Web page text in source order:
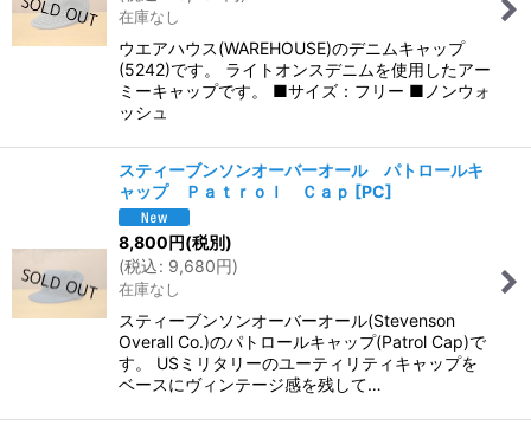
在庫なし
ウエアハウス(WAREHOUSE)のデニムキャップ
(5242)です。 ライトオンスデニムを使用したアー
ミーキャップです。 ■サイズ：フリー ■ノンウォ
ッシュ
スティーブンソンオーバーオール パトロールキ
ャップ Ｐａｔｒｏｌ Ｃａｐ [PC]
8,800円(税別)
(税込: 9,680円)
在庫なし
スティーブンソンオーバーオール(Stevenson
Overall Co.)のパトロールキャップ(Patrol Cap)で
す。 USミリタリーのユーティリティキャップを
ベースにヴィンテージ感を残して…